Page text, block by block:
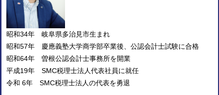
昭和34年 岐阜県多治見市生まれ
昭和57年 慶應義塾大学商学部卒業後、公認会計士試験に合格
昭和64年 曽根公認会計士事務所を開業
平成19年 SMC税理士法人代表社員に就任
令和 6年 SMC税理士法人の代表を勇退